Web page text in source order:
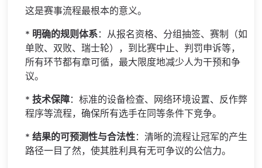
这是赛事流程最根本的意义。
* 明确的规则体系：从报名资格、分组抽签、赛制（如
单败、双败、瑞士轮），到比赛中止、判罚申诉等，
所有环节都有章可循，最大限度地减少人为干预和争
议。
* 技术保障：标准的设备检查、网络环境设置、反作弊
程序等流程，确保所有选手在同等条件下竞争。
* 结果的可预测性与合法性：清晰的流程让冠军的产生
路径一目了然，使其胜利具有无可争议的公信力。